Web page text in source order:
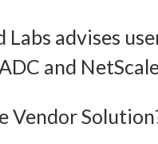
Labs advises
and
Vendor